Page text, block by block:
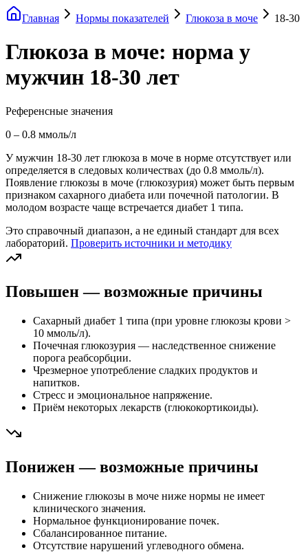
Главная Нормы показателей Глюкоза в моче 18-30
Глюкоза в моче: норма у
мужчин 18-30 лет
Референсные значения
0 – 0.8 ммоль/л
У мужчин 18-30 лет глюкоза в моче в норме отсутствует или
определяется в следовых количествах (до 0.8 ммоль/л).
Появление глюкозы в моче (глюкозурия) может быть первым
признаком сахарного диабета или почечной патологии. В
молодом возрасте чаще встречается диабет 1 типа.
Это справочный диапазон, а не единый стандарт для всех
лабораторий. Проверить источники и методику
Повышен — возможные причины
Сахарный диабет 1 типа (при уровне глюкозы крови >
10 ммоль/л).
Почечная глюкозурия — наследственное снижение
порога реабсорбции.
Чрезмерное употребление сладких продуктов и
напитков.
Стресс и эмоциональное напряжение.
Приём некоторых лекарств (глюкокортикоиды).
Понижен — возможные причины
Снижение глюкозы в моче ниже нормы не имеет
клинического значения.
Нормальное функционирование почек.
Сбалансированное питание.
Отсутствие нарушений углеводного обмена.